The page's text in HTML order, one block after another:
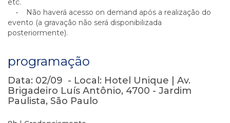
etc.
• Não haverá acesso on demand após a realização do
evento (a gravação não será disponibilizada
posteriormente).
programação
Data: 02/09 - Local: Hotel Unique | Av.
Brigadeiro Luís Antônio, 4700 - Jardim
Paulista, São Paulo